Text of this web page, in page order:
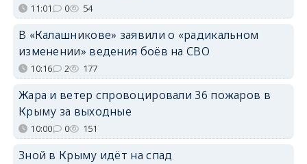
11:01 0 54
В «Калашникове» заявили о «радикальном
изменении» ведения боёв на СВО
10:16 2 177
Жара и ветер спровоцировали 36 пожаров в
Крыму за выходные
10:00 0 151
Зной в Крыму идёт на спад